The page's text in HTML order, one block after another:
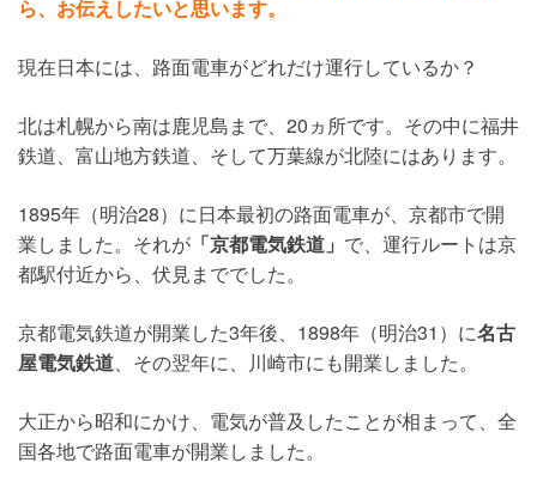
ら、お伝えしたいと思います。
現在日本には、路面電車がどれだけ運行しているか？
北は札幌から南は鹿児島まで、20ヵ所です。その中に福井
鉄道、富山地方鉄道、そして万葉線が北陸にはあります。
1895年（明治28）に日本最初の路面電車が、京都市で開
業しました。それが 「京都電気鉄道」 で、運行ルートは京
都駅付近から、伏見まででした。
京都電気鉄道が開業した3年後、1898年（明治31）に名古
屋電気鉄道、その翌年に、川崎市にも開業しました。
大正から昭和にかけ、電気が普及したことが相まって、全
国各地で路面電車が開業しました。